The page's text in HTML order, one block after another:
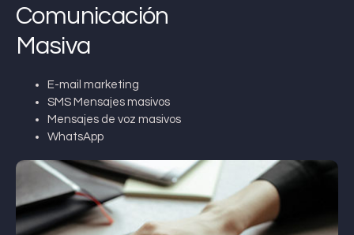
Comunicación
Masiva
E-mail marketing
SMS Mensajes masivos
Mensajes de voz masivos
WhatsApp